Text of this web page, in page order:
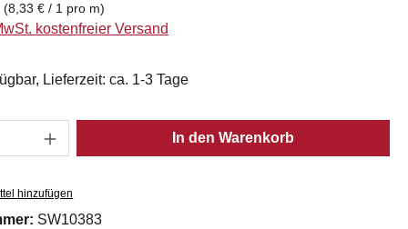
(8,33 € / 1 pro m)
kostenfreier Versand
Lieferzeit: ca. 1-3 Tage
Gib den gewünschten Wert ein
In den Warenkorb
hinzufügen
SW10383